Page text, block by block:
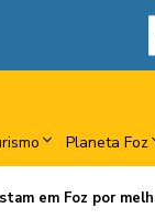
Planeta Foz
em Foz por